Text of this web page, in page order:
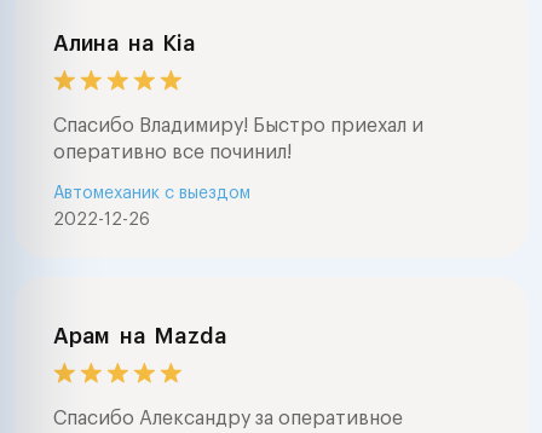
Алина на Kia
Спасибо Владимиру! Быстро приехал и
оперативно все починил!
2022-12-26
Автомеханик с выездом
Арам на Mazda
Спасибо Александру за оперативное